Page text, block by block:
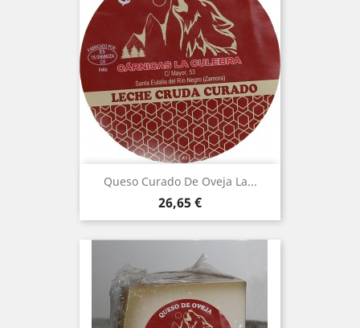
Queso Curado De Oveja La...
Precio
26,65 €